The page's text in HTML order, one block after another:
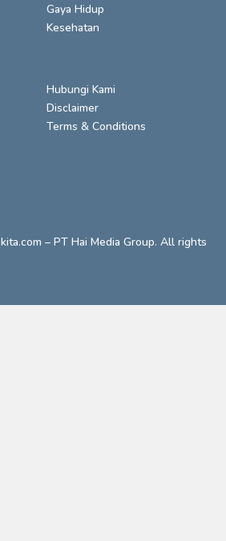
Gaya Hidup
Kesehatan
Hubungi Kami
Disclaimer
Terms & Conditions
– PT Hai Media Group. All rights